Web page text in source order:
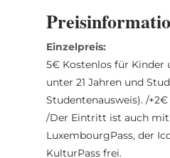
Einzelpreis:
5€ Kostenlos für Kinder
unter 21 Jahren und
Studentenausweis). /
/Der Eintritt ist auch
LuxembourgPass, der
KulturPass frei.